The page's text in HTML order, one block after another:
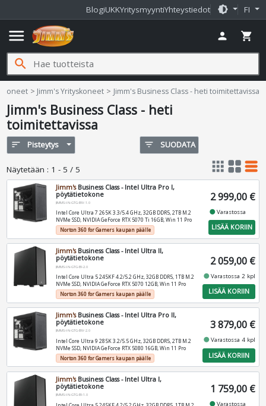
BlogiUKKYritysmyyntiYhteystiedot brightness_medium FI
menu person shopping_cart
search
Jimm's Yrityskoneet Jimm's Business Class - heti toimitettavissa
Jimm's Business Class - heti
toimitettavissa
sort Pisteytys filter_list SUODATA
Näytetään : 1 - 5 / 5 apps grid_view table_rows
Jimm'sBusiness Class - Intel Ultra Pro I,
pöytätietokone
JIMMS-I-N-GTG-BIV-1.0
Intel Core Ultra 7 265K 3.3/5.4 GHz, 32GB DDR5, 2TB M.2
NVMe SSD, NVIDIA GeForce RTX 5070 Ti 16GB, Win 11 Pro
Norton 360 for Gamers kaupan päälle
2 999,00 €
fiber_manual_recordVarastossa
LISÄÄ KORIIN
Jimm'sBusiness Class - Intel Ultra II,
pöytätietokone
JIMMS-I-N-GTG-BI-2.0
Intel Core Ultra 5 245KF 4.2/5.2 GHz, 32GB DDR5, 1TB M.2
NVMe SSD, NVIDIA GeForce RTX 5070 12GB, Win 11 Pro
Norton 360 for Gamers kaupan päälle
2 059,00 €
fiber_manual_recordVarastossa 2 kpl
LISÄÄ KORIIN
Jimm'sBusiness Class - Intel Ultra Pro II,
pöytätietokone
JIMMS-I-N-GTG-BIV-2.0
Intel Core Ultra 9 285K 3.2/5.5 GHz, 32GB DDR5, 2TB M.2
NVMe SSD, NVIDIA GeForce RTX 5080 16GB, Win 11 Pro
Norton 360 for Gamers kaupan päälle
3 879,00 €
fiber_manual_recordVarastossa 4 kpl
LISÄÄ KORIIN
Jimm'sBusiness Class - Intel Ultra I,
pöytätietokone
JIMMS-I-N-GTG-BI-1.0 1 759,00 €
fiber_manual_recordVarastossa